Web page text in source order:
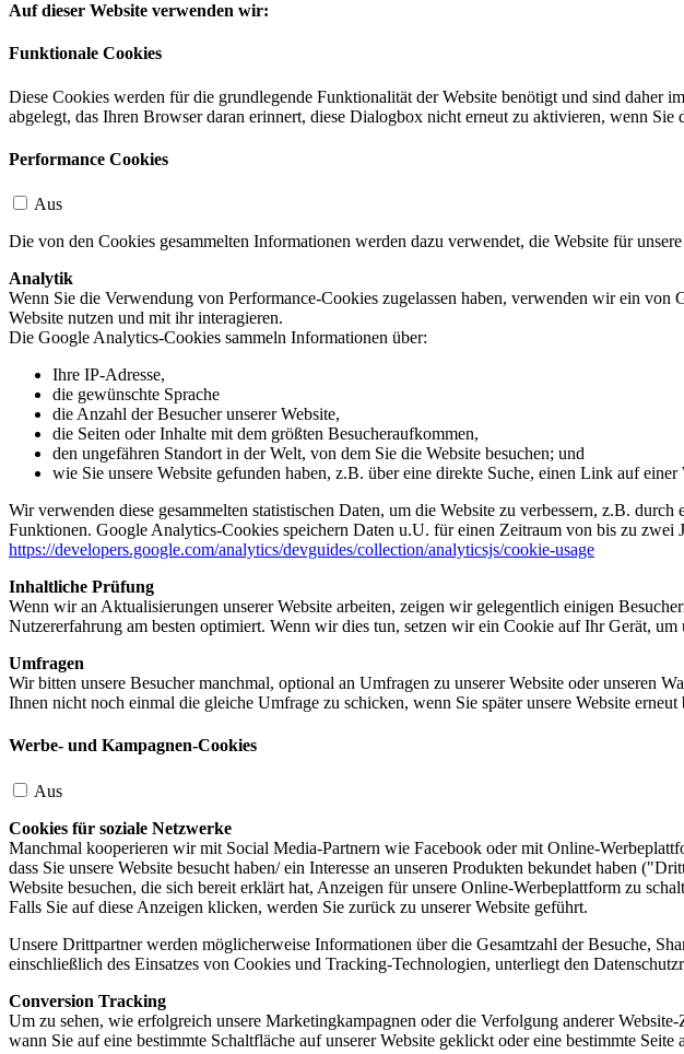
Auf dieser Website verwenden wir:
Funktionale Cookies
Diese Cookies werden für die grundlegende Funktionalität der Website benötigt und sind
abgelegt, das Ihren Browser daran erinnert, diese Dialogbox nicht erneut zu aktivieren, wenn Sie
Performance Cookies
Aus
Die von den Cookies gesammelten Informationen werden dazu verwendet, die Website für unsere
Analytik
Wenn Sie die Verwendung von Performance-Cookies zugelassen haben, verwenden wir ein
Website nutzen und mit ihr interagieren.
Die Google Analytics-Cookies sammeln Informationen über:
Ihre IP-Adresse,
die gewünschte Sprache
die Anzahl der Besucher unserer Website,
die Seiten oder Inhalte mit dem größten Besucheraufkommen,
den ungefähren Standort in der Welt, von dem Sie die Website besuchen; und
wie Sie unsere Website gefunden haben, z.B. über eine direkte Suche, einen Link auf
Wir verwenden diese gesammelten statistischen Daten, um die Website zu verbessern, z.B.
Funktionen. Google Analytics-Cookies speichern Daten u.U. für einen Zeitraum von bis zu
https://developers.google.com/analytics/devguides/collection/analyticsjs/cookie-usage
Inhaltliche Prüfung
Wenn wir an Aktualisierungen unserer Website arbeiten, zeigen wir gelegentlich einigen
Nutzererfahrung am besten optimiert. Wenn wir dies tun, setzen wir ein Cookie auf Ihr Gerät,
Umfragen
Wir bitten unsere Besucher manchmal, optional an Umfragen zu unserer Website oder unseren
Ihnen nicht noch einmal die gleiche Umfrage zu schicken, wenn Sie später unsere Website erneut
Werbe- und Kampagnen-Cookies
Aus
Cookies für soziale Netzwerke
Manchmal kooperieren wir mit Social Media-Partnern wie Facebook oder mit Online-
dass Sie unsere Website besucht haben/ ein Interesse an unseren Produkten bekundet haben
Website besuchen, die sich bereit erklärt hat, Anzeigen für unsere Online-Werbeplattform zu
Falls Sie auf diese Anzeigen klicken, werden Sie zurück zu unserer Website geführt.
Unsere Drittpartner werden möglicherweise Informationen über die Gesamtzahl der Besuche,
einschließlich des Einsatzes von Cookies und Tracking-Technologien, unterliegt den
Conversion Tracking
Um zu sehen, wie erfolgreich unsere Marketingkampagnen oder die Verfolgung anderer
wann Sie auf eine bestimmte Schaltfläche auf unserer Website geklickt oder eine bestimmte